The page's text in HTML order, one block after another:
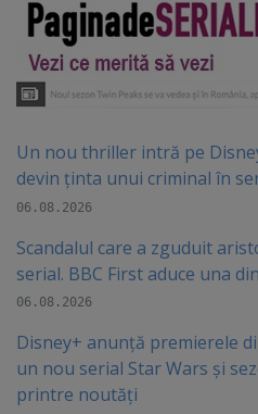
Un nou thriller intră pe
devin ținta unui criminal în
06.08.2026
Scandalul care a zguduit
serial. BBC First aduce una
06.08.2026
Disney+ anunță premierele
un nou serial Star Wars și
printre noutăți